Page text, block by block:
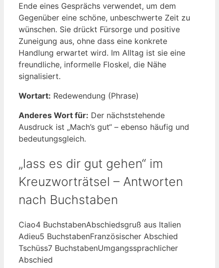
Ende eines Gesprächs verwendet, um dem
Gegenüber eine schöne, unbeschwerte Zeit zu
wünschen. Sie drückt Fürsorge und positive
Zuneigung aus, ohne dass eine konkrete
Handlung erwartet wird. Im Alltag ist sie eine
freundliche, informelle Floskel, die Nähe
signalisiert.
Wortart: Redewendung (Phrase)
Anderes Wort für: Der nächststehende
Ausdruck ist „Mach’s gut“ – ebenso häufig und
bedeutungsgleich.
„lass es dir gut gehen“ im
Kreuzworträtsel – Antworten
nach Buchstaben
Ciao4 BuchstabenAbschiedsgruß aus Italien
Adieu5 BuchstabenFranzösischer Abschied
Tschüss7 BuchstabenUmgangssprachlicher
Abschied